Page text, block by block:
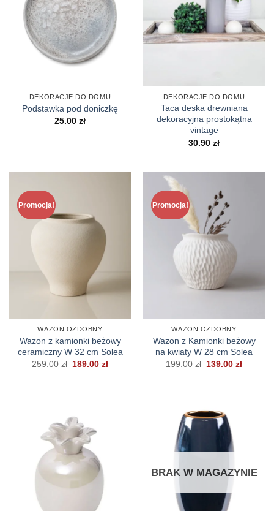
DEKORACJE DO DOMU
Podstawka pod doniczkę
25.00 zł
DEKORACJE DO DOMU
Taca deska drewniana
dekoracyjna prostokątna
vintage
30.90 zł
Promocja!
WAZON OZDOBNY
Wazon z kamionki beżowy
ceramiczny W 32 cm Solea
259.00zł Pierwotna
189.00złAktualna
Promocja!
WAZON OZDOBNY
Wazon z Kamionki beżowy
na kwiaty W 28 cm Solea
199.00zł Pierwotna
139.00zł
BRAK W MAGAZYNIE